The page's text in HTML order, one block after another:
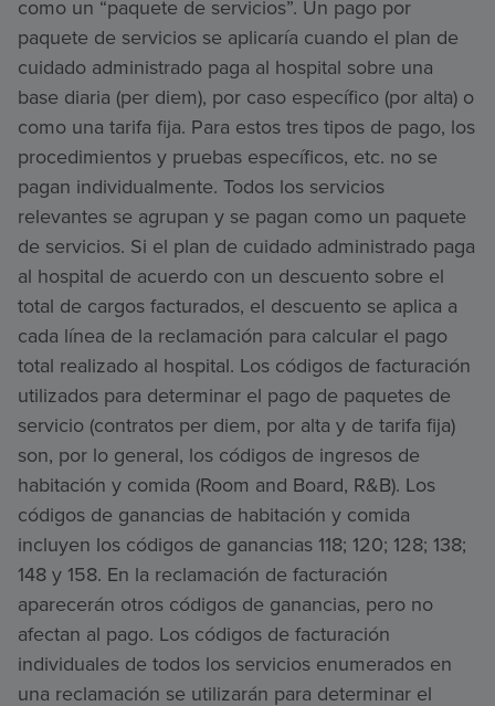
como un “paquete de servicios”. Un pago por
paquete de servicios se aplicaría cuando el plan de
cuidado administrado paga al hospital sobre una
base diaria (per diem), por caso específico (por alta) o
como una tarifa fija. Para estos tres tipos de pago, los
procedimientos y pruebas específicos, etc. no se
pagan individualmente. Todos los servicios
relevantes se agrupan y se pagan como un paquete
de servicios. Si el plan de cuidado administrado paga
al hospital de acuerdo con un descuento sobre el
total de cargos facturados, el descuento se aplica a
cada línea de la reclamación para calcular el pago
total realizado al hospital. Los códigos de facturación
utilizados para determinar el pago de paquetes de
servicio (contratos per diem, por alta y de tarifa fija)
son, por lo general, los códigos de ingresos de
habitación y comida (Room and Board, R&B). Los
códigos de ganancias de habitación y comida
incluyen los códigos de ganancias 118; 120; 128; 138;
148 y 158. En la reclamación de facturación
aparecerán otros códigos de ganancias, pero no
afectan al pago. Los códigos de facturación
individuales de todos los servicios enumerados en
una reclamación se utilizarán para determinar el